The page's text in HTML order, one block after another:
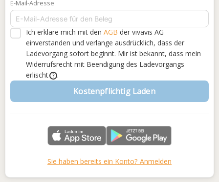
E-Mail-Adresse
Ich erkläre mich mit den AGB der vivavis AG
einverstanden und verlange ausdrücklich, dass der
Ladevorgang sofort beginnt. Mir ist bekannt, dass mein
Widerrufsrecht mit Beendigung des Ladevorgangs
erlischt
? .
Kostenpflichtig Laden
Sie haben bereits ein Konto? Anmelden